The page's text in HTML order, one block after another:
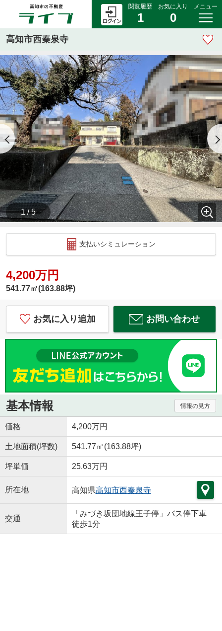
閲覧履歴
1
お気に入り
0
メニュー
高知市西秦泉寺
1 / 5
支払いシミュレーション
4,200万円
541.77㎡(163.88坪)
お気に入り追加 お問い合わせ
基本情報 情報の見方
価格 4,200万円
土地面積(坪数) 541.77㎡(163.88坪)
坪単価 25.63万円
所在地 高知県高知市西秦泉寺
交通
「みづき坂団地線王子停」バス停下車
徒歩1分